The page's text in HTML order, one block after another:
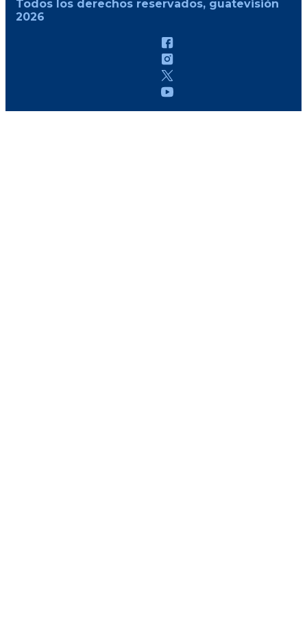
Todos los derechos reservados, guatevisión
2026